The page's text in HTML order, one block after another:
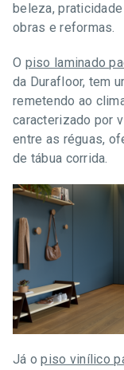
beleza,
obras e reformas.
O piso laminado
da Durafloor, tem
remetendo ao
caracterizado por
entre as réguas,
de tábua corrida.
Já opiso vinílico